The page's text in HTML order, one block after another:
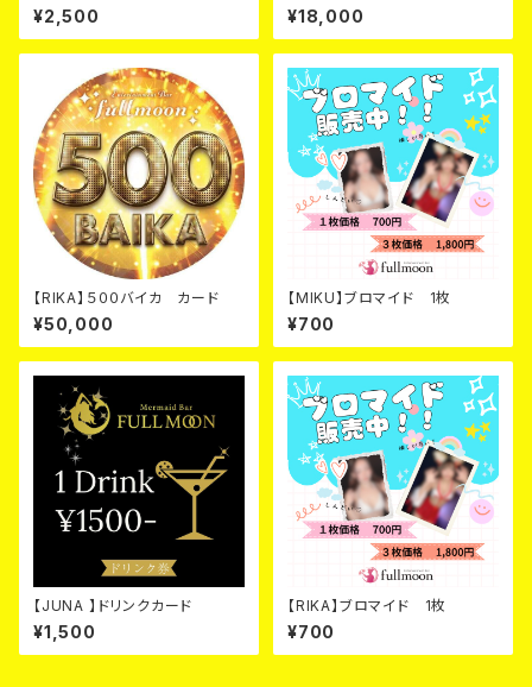
¥2,500 ¥18,000
【RIKA】５００バイカ カード
¥50,000
【MIKU】ブロマイド 1枚
¥700
【JUNA 】ドリンクカード
¥1,500
【RIKA】ブロマイド 1枚
¥700